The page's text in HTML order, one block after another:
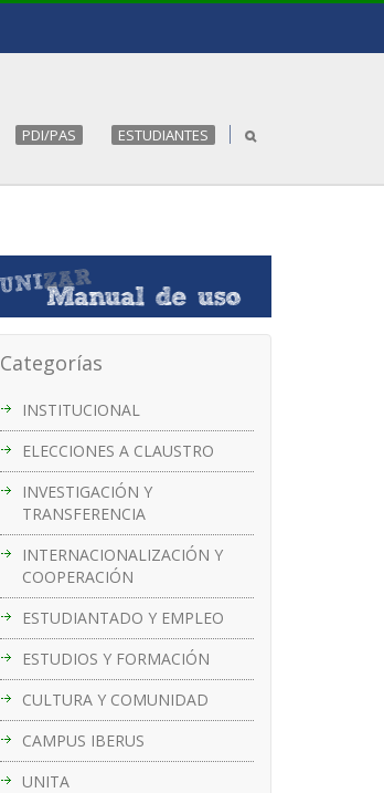
PDI/PAS ESTUDIANTES
Categorías
INSTITUCIONAL
ELECCIONES A CLAUSTRO
INVESTIGACIÓN Y
TRANSFERENCIA
INTERNACIONALIZACIÓN Y
COOPERACIÓN
ESTUDIANTADO Y EMPLEO
ESTUDIOS Y FORMACIÓN
CULTURA Y COMUNIDAD
CAMPUS IBERUS
UNITA